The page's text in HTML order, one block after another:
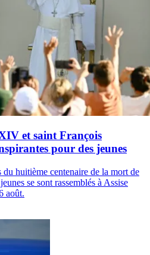
et saint François
pour des jeunes
du huitième centenaire de la mort de
se sont rassemblés à Assise
août.